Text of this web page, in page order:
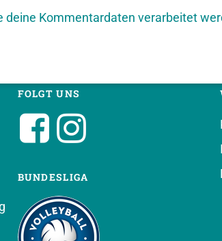
deine Kommentardaten verarbeitet
FOLGT UNS
BUNDESLIGA